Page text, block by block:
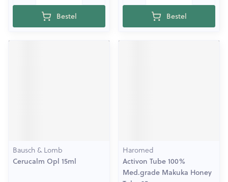
Bestel Bestel
Bausch & Lomb
Cerucalm Opl 15ml
Haromed
Activon Tube 100%
Med.grade Makuka Honey